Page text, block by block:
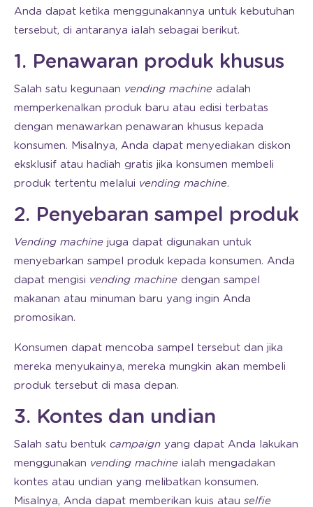
Anda dapat ketika menggunakannya untuk kebutuhan
tersebut, di antaranya ialah sebagai berikut.
1. Penawaran produk khusus
Salah satu kegunaan vending machine adalah
memperkenalkan produk baru atau edisi terbatas
dengan menawarkan penawaran khusus kepada
konsumen. Misalnya, Anda dapat menyediakan diskon
eksklusif atau hadiah gratis jika konsumen membeli
produk tertentu melalui vending machine.
2. Penyebaran sampel produk
Vending machine juga dapat digunakan untuk
menyebarkan sampel produk kepada konsumen. Anda
dapat mengisi vending machine dengan sampel
makanan atau minuman baru yang ingin Anda
promosikan.
Konsumen dapat mencoba sampel tersebut dan jika
mereka menyukainya, mereka mungkin akan membeli
produk tersebut di masa depan.
3. Kontes dan undian
Salah satu bentuk campaign yang dapat Anda lakukan
menggunakan vending machine ialah mengadakan
kontes atau undian yang melibatkan konsumen.
Misalnya, Anda dapat memberikan kuis atau selfie